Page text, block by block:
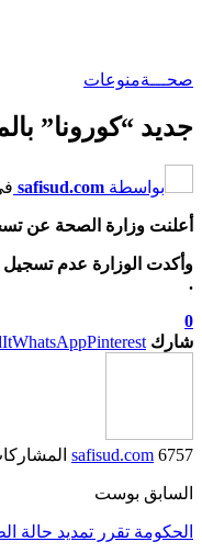
صحـــةمنوعات
جديد “كورونا” بالمغرب تسجيل 82 حالة جديدة مؤكدة ،0 حالة وفاة
بواسطة safisud.com
أعلنت وزارة الصحة عن تسجيل 82 حالة إصابة جديدة بكوفيد 19 خلال 24 ساعة الماضية لترتفع الحصيلة الى
.
0
شارك
WhatsAppPinterest
safisud.com 6757 المشاركات
السابق بوست
الحكومة تقرر تمديد حالة